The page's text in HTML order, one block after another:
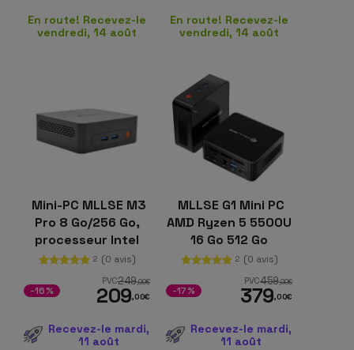
En route! Recevez-le
vendredi, 14 août
Windows 11 Pro
En route! Recevez-le
vendredi, 14 août
Mini-PC MLLSE M3
Pro 8 Go/256 Go,
processeur Intel
Core i5-4310U, 8 Go
SSD de 256 Go,
Windows 11 Pro
2 (0 avis)
PVC249,00€
209,00€
-16%
Recevez-le mardi,
11 août
MLLSE G1 Mini PC
AMD Ryzen 5 5500U
16 Go 512 Go
Windows 11 Pro
2 (0 avis)
PVC459,00€
379,00€
-17%
Recevez-le mardi,
11 août